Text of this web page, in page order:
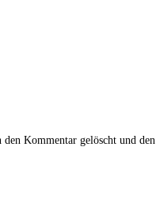
Kommentar gelöscht und den